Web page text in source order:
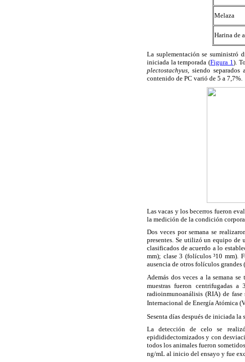
Melaza
Harina de
La suplementación se suministró
iniciada la temporada (Figura 1).
plectostachyus, siendo
contenido de PC varió de 5 a 7,7%.
Las vacas y los becerros fueron
la medición de la condición
Dos veces por semana se
presentes. Se utilizó un equipo de
clasificados de acuerdo a lo
mm); clase 3 (folículos³10 mm).
ausencia de otros folículos grandes
Además dos veces a la semana
muestras fueron centrifugadas
radioinmunoanálisis (RIA) de
Internacional de Energía Atómica
Sesenta días después de iniciada
La detección de celo se
epidididectomizados y con
todos los animales fueron
ng/mL al inicio del ensayo y fue